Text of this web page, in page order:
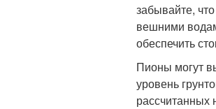
забывайте,
вешними
обеспечить
Пионы могут
уровень
рассчитанных